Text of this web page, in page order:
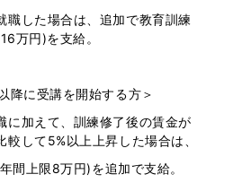
職した場合は、追加で教育訓練
万円)を支給。
降に受講を開始する方＞
に加えて、訓練修了後の賃金が
して5%以上上昇した場合は、
間上限8万円)を追加で支給。